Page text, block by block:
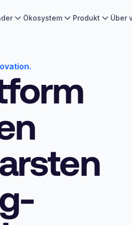
Ökosystem Produkt Über